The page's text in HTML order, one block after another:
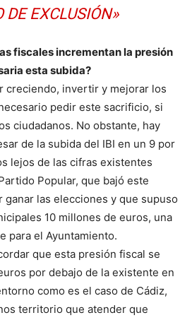
DE EXCLUSIÓN»
fiscales incrementan la presión
esta subida?
creciendo, invertir y mejorar los
pedir este sacrificio, si
ciudadanos. No obstante, hay
de la subida del IBI en un 9 por
lejos de las cifras existentes
Popular, que bajó este
ganar las elecciones y que supuso
10 millones de euros, una
para el Ayuntamiento.
que esta presión fiscal se
por debajo de la existente en
como es el caso de Cádiz,
territorio que atender que